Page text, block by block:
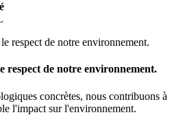
respect de notre environnement.
concrètes, nous contribuons à
l'impact sur l'environnement.